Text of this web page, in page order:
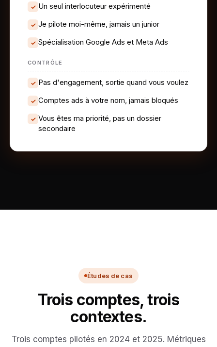
✓ Un seul interlocuteur expérimenté
✓ Je pilote moi-même, jamais un junior
✓ Spécialisation Google Ads et Meta Ads
CONTRÔLE
✓ Pas d'engagement, sortie quand vous voulez
✓ Comptes ads à votre nom, jamais bloqués
✓ Vous êtes ma priorité, pas un dossier
secondaire
Études de cas
Trois comptes, trois
contextes.
Trois comptes pilotés en 2024 et 2025. Métriques